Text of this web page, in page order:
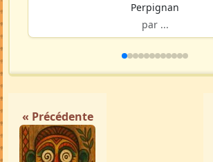
Perpignan
par ...
« Précédente